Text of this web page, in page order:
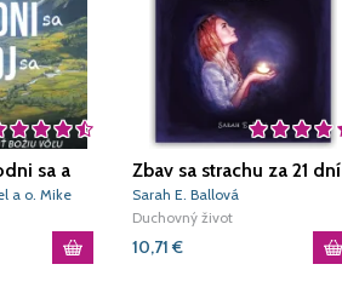
sa a
a o. Mike
Zbav sa strachu za 21 dní
Sarah E. Ballová
Duchovný život
10,71 €